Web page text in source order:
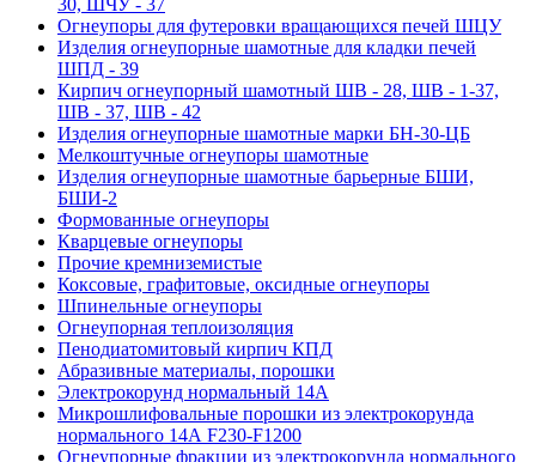
30, ШЧУ - 37
Огнеупоры для футеровки вращающихся печей ШЦУ
Изделия огнеупорные шамотные для кладки печей
ШПД - 39
Кирпич огнеупорный шамотный ШВ - 28, ШВ - 1-37,
ШВ - 37, ШВ - 42
Изделия огнеупорные шамотные марки БН-30-ЦБ
Мелкоштучные огнеупоры шамотные
Изделия огнеупорные шамотные барьерные БШИ,
БШИ-2
Формованные огнеупоры
Кварцевые огнеупоры
Прочие кремниземистые
Коксовые, графитовые, оксидные огнеупоры
Шпинельные огнеупоры
Огнеупорная теплоизоляция
Пенодиатомитовый кирпич КПД
Абразивные материалы, порошки
Электрокорунд нормальный 14А
Микрошлифовальные порошки из электрокорунда
нормального 14А F230-F1200
Огнеупорные фракции из электрокорунда нормального